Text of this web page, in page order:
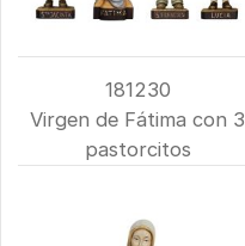
181230
Virgen de Fátima con 3
pastorcitos